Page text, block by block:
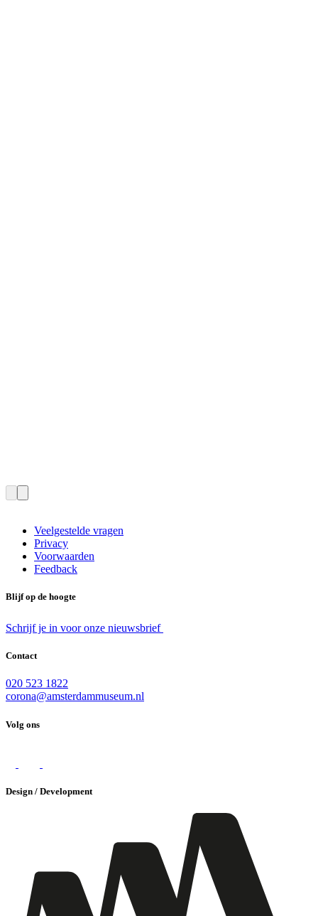
Veelgestelde vragen
Privacy
Voorwaarden
Feedback
Blijf op de hoogte
Schrijf je in voor onze nieuwsbrief
Contact
020 523 1822
corona@amsterdammuseum.nl
Volg ons
Design / Development